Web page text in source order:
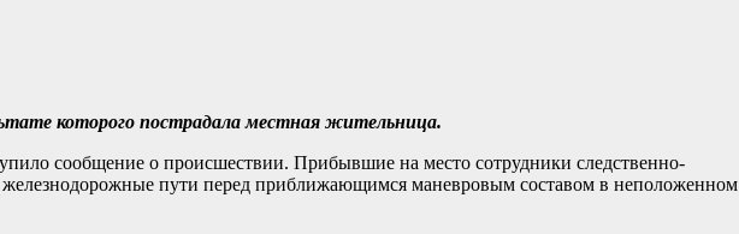
которого пострадала местная жительница.
сообщение о происшествии. Прибывшие на место сотрудники следственно-
пути перед приближающимся маневровым составом в неположенном